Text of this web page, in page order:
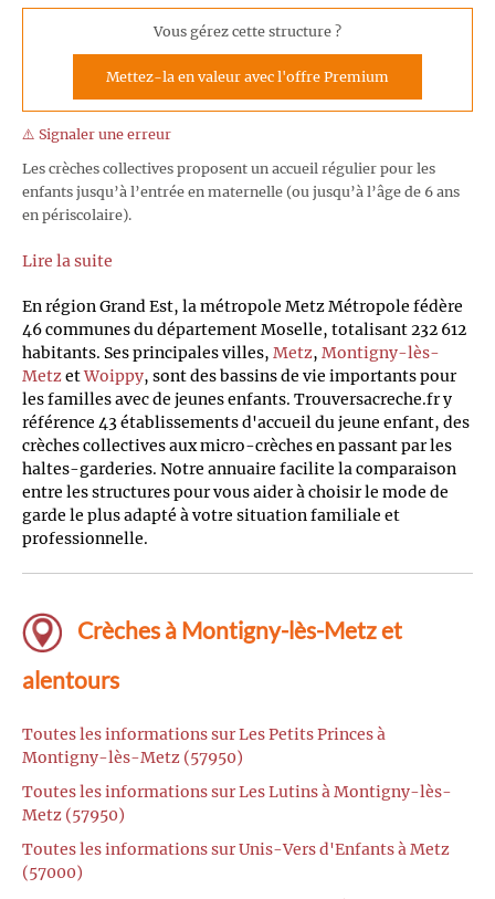
Vous gérez cette structure ?
Mettez-la en valeur avec l'offre Premium
⚠️ Signaler une erreur
Les crèches collectives proposent un accueil régulier pour les
enfants jusqu’à l’entrée en maternelle (ou jusqu’à l’âge de 6 ans
en périscolaire).
Lire la suite
En région Grand Est, la métropole Metz Métropole fédère
46 communes du département Moselle, totalisant 232 612
habitants. Ses principales villes, Metz, Montigny-lès-
MetzetWoippy, sont des bassins de vie importants pour
les familles avec de jeunes enfants. Trouversacreche.fr y
référence 43 établissements d'accueil du jeune enfant, des
crèches collectives aux micro-crèches en passant par les
haltes-garderies. Notre annuaire facilite la comparaison
entre les structures pour vous aider à choisir le mode de
garde le plus adapté à votre situation familiale et
professionnelle.
Crèches à Montigny-lès-Metz et
alentours
Toutes les informations sur Les Petits Princes à
Montigny-lès-Metz (57950)
Toutes les informations sur Les Lutins à Montigny-lès-
Metz (57950)
Toutes les informations sur Unis-Vers d'Enfants à Metz
(57000)